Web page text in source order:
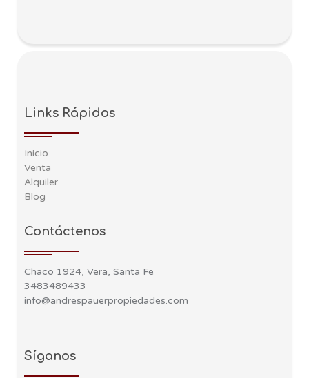
Links Rápidos
Inicio
Venta
Alquiler
Blog
Contáctenos
Chaco 1924, Vera, Santa Fe
3483489433
info@andrespauerpropiedades.com
Síganos